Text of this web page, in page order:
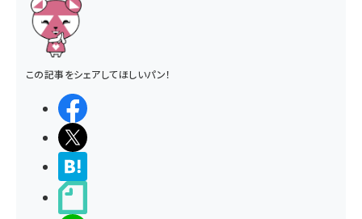
この記事をシェアしてほしいパン！